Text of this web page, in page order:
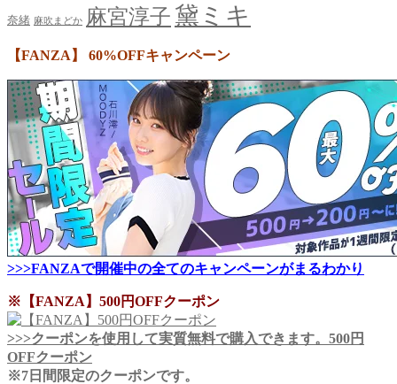
奈緒 麻吹まどか 麻宮淳子 黛ミキ
【FANZA】 60%OFFキャンペーン
>>>FANZAで開催中の全てのキャンペーンがまるわかり
※【FANZA】500円OFFクーポン
>>>クーポンを使用して実質無料で購入できます。500円
OFFクーポン
※7日間限定のクーポンです。